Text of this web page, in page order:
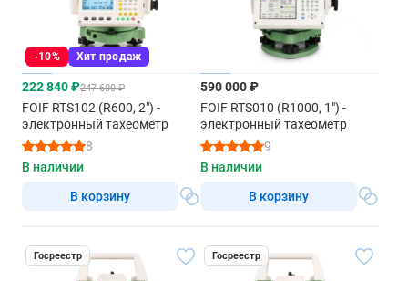
-10% Хит продаж
222 840 ₽247 600 ₽
FOIF RTS102 (R600, 2") -
электронный тахеометр
8
В наличии
В корзину
590 000 ₽
FOIF RTS010 (R1000, 1") -
электронный тахеометр
9
В наличии
В корзину
Госреестр Госреестр